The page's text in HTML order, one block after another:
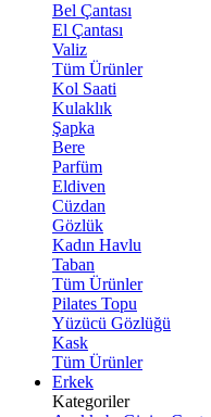
Bel Çantası
El Çantası
Valiz
Tüm Ürünler
Kol Saati
Kulaklık
Şapka
Bere
Parfüm
Eldiven
Cüzdan
Gözlük
Kadın Havlu
Taban
Tüm Ürünler
Pilates Topu
Yüzücü Gözlüğü
Kask
Tüm Ürünler
Erkek
Kategoriler